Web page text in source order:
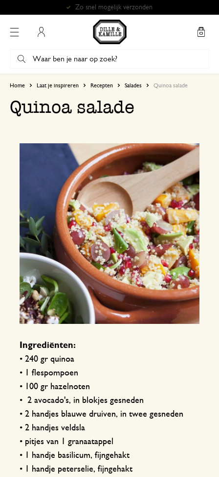
Zo snel mogelijk verzonden
Home Laat je inspireren Recepten Salades Quinoa salade
Quinoa salade
Ingrediënten:
• 240 gr quinoa
• 1 flespompoen
• 100 gr hazelnoten
• 2 avocado's, in blokjes gesneden
• 2 handjes blauwe druiven, in twee gesneden
• 2 handjes veldsla
• pitjes van 1 granaatappel
• 1 handje basilicum, fijngehakt
• 1 handje peterselie, fijngehakt